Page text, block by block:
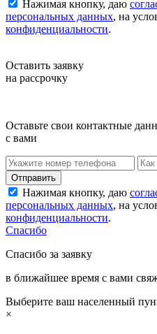
Нажимая кнопку, даю
персональных данных, на
конфиденциальности.
Оставить заявку
на рассрочку
Оставьте свои контактные
с вами
Нажимая кнопку, даю
персональных данных, на
конфиденциальности.
Спасибо
Спасибо за заявку
в ближайшее время с вами
Выберите ваш населенный
×